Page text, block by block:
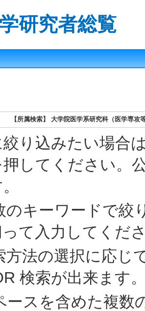
研究者総覧
【所属検索】 大学院医学系研究科（医学専攻
絞り込みたい場合
押してください。
キーワードで絞
て入力してくだ
法の選択に応じ
検索が出来ます
スを含めた複数